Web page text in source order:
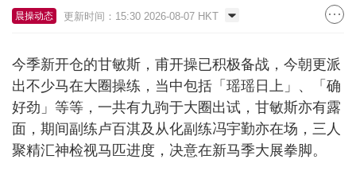
晨操动态 更新时间：15:30 2026-08-07 HKT
今季新开仓的甘敏斯，甫开操已积极备战，今朝更派
出不少马在大圈操练，当中包括「瑶瑶日上」、「确
好劲」等等，一共有九驹于大圈出试，甘敏斯亦有露
面，期间副练卢百淇及从化副练冯宇勤亦在场，三人
聚精汇神检视马匹进度，决意在新马季大展拳脚。